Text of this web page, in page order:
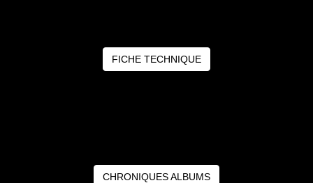
FICHE TECHNIQUE
CHRONIQUES ALBUMS